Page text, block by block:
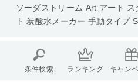
ソーダストリーム Art アート
ト 炭酸水メーカー 手動タイプ
条件検索 ランキング キャン